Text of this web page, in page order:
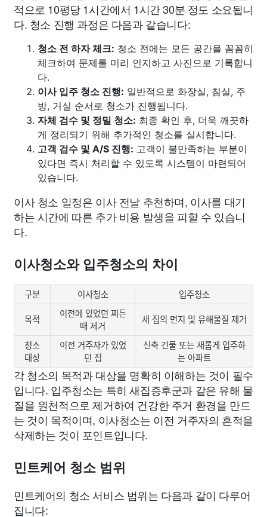
적으로 10평당 1시간에서 1시간 30분 정도 소요됩니
다. 청소 진행 과정은 다음과 같습니다:
청소 전 하자 체크: 청소 전에는 모든 공간을 꼼꼼히
체크하여 문제를 미리 인지하고 사진으로 기록합니
다.
이사 입주 청소 진행: 일반적으로 화장실, 침실, 주
방, 거실 순서로 청소가 진행됩니다.
자체 검수 및 정밀 청소: 최종 확인 후, 더욱 깨끗하
게 정리되기 위해 추가적인 청소를 실시합니다.
고객 검수 및 A/S 진행: 고객이 불만족하는 부분이
있다면 즉시 처리할 수 있도록 시스템이 마련되어
있습니다.
이사 청소 일정은 이사 전날 추천하며, 이사를 대기
하는 시간에 따른 추가 비용 발생을 피할 수 있습니
다.
이사청소와 입주청소의 차이
구분 이사청소 입주청소
목적
이전에 있었던 찌든
때 제거
새 집의 먼지 및 유해물질 제거
청소
대상
이전 거주자가 있었
던 집
신축 건물 또는 새롭게 입주하
는 아파트
각 청소의 목적과 대상을 명확히 이해하는 것이 필수
입니다. 입주청소는 특히 새집증후군과 같은 유해 물
질을 원천적으로 제거하여 건강한 주거 환경을 만드
는 것이 목적이며, 이사청소는 이전 거주자의 흔적을
삭제하는 것이 포인트입니다.
민트케어 청소 범위
민트케어의 청소 서비스 범위는 다음과 같이 다루어
집니다: